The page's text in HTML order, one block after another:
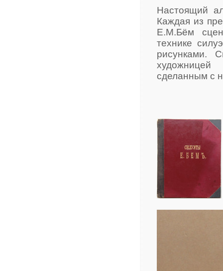
Настоящий
Каждая из
Е.М.Бём
технике
рисунками.
сделанным с